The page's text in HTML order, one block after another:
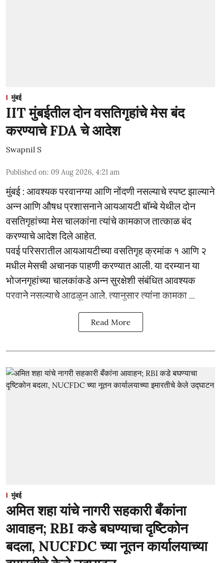
मुंबई
IIT मुंबईतील दोन वसतिगृहांचे मेस बंद
करण्याचे FDA चे आदेश
Swapnil S
Published on: 09 Aug 2026, 4:21 am
मुंबई : आवश्यक परवानग्या आणि नोंदणी नसल्याचे स्पष्ट झाल्याने
अन्न आणि औषध प्रशासनाने आयआयटी बॉम्बे येथील दोन
वसतिगृहांच्या मेस चालकांना त्यांचे कामकाज तात्काळ बंद
करण्याचे आदेश दिले आहेत.
पवई परिसरातील आयआयटीच्या वसतिगृह क्रमांक १ आणि २
मधील मेसची अचानक पाहणी करण्यात आली. या दरम्यान या
भोजनगृहांच्या चालकांकडे अन्न सुरक्षेशी संबंधित आवश्यक
परवाने नसल्याचे आढळून आले. त्यानुसार त्यांना कामका ...
Read More
मुंबई
अमित शहा यांचे नागरी सहकारी बँकांना
आवाहन; RBI कडे बघण्याचा दृष्टिकोन
बदला, NUCFDC च्या नूतन कार्यालयाच्या